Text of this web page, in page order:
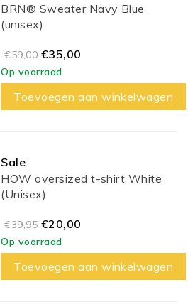
BRN® Sweater Navy Blue
(unisex)
€59,00 €35,00
Op voorraad
Toevoegen aan winkelwagen
Sale
HOW oversized t-shirt White
(Unisex)
€39,95 €20,00
Op voorraad
Toevoegen aan winkelwagen